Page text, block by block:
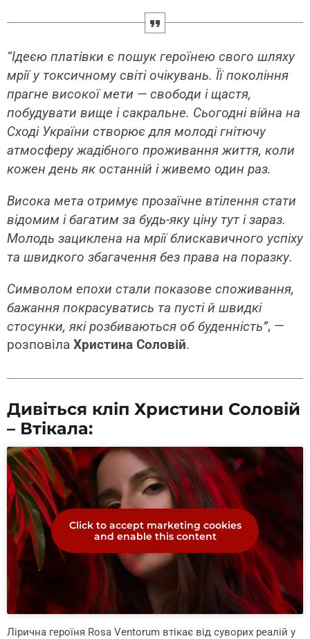
“Ідеєю платівки є пошук героїнею свого шляху
мрії у токсичному світі очікувань. Її покоління
прагне високої мети — свободи і щастя,
побудувати вище і сакральне. Сьогодні війна на
Сході України створює для молоді гнітючу
атмосферу жадібного проживання життя, коли
кожен день як останній і живемо один раз.
Висока мета отримує прозаїчне втілення стати
відомим і багатим за будь-яку ціну тут і зараз.
Молодь зациклена на мрії блискавичного успіху
та швидкого збагачення без права на поразку.
Символом епохи стали показове споживання,
бажання покрасуватись та пусті й швидкі
стосунки, які розбиваються об буденність”, —
розповіла Христина Cоловій.
Дивіться кліп Христини Соловій
– Втікала:
Click to accept marketing cookies
and enable this content
Лірична героїня Rosa Ventorum втікає від суворих реалій у